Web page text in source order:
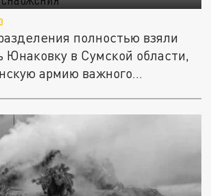
полностью взяли
Юнаковку в Сумской области,
армию важного...